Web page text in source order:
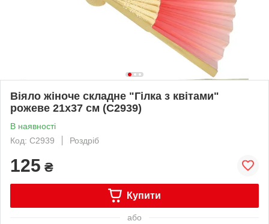
Віяло жіноче складне "Гілка з квітами"
рожеве 21х37 см (C2939)
В наявності
Код: C2939
Роздріб
125 ₴
Купити
або